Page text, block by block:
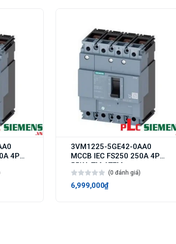
4P
3VM1225-5GE42-0AA0
MCCB IEC FS250 250A 4P
55KA TM ATFM
(0 đánh giá)
6,999,000₫